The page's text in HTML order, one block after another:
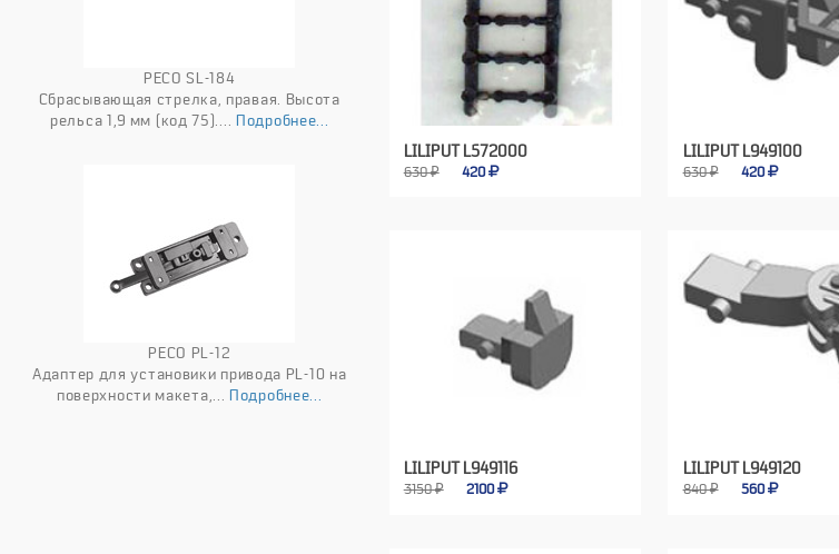
PECO SL-184
Сбрасывающая стрелка, правая. Высота
рельса 1,9 мм (код 75).... Подробнее...
PECO PL-12
Адаптер для установики привода PL-10 на
поверхности макета,...Подробнее...
LILIPUT L572000
630 ₽ 420
LILIPUT L949100
630 ₽ 420
LILIPUT L949116
3150 ₽ 2100
LILIPUT L949120
840 ₽ 560